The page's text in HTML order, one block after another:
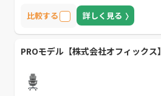
比較する 詳しく見る
PROモデル【株式会社オフィックス】